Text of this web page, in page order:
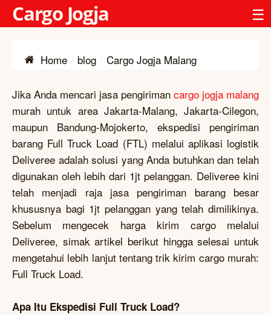
Cargo Jogja ☰
Home blog Cargo Jogja Malang
Jika Anda mencari jasa pengiriman cargo jogja malang
murah untuk area Jakarta-Malang, Jakarta-Cilegon,
maupun Bandung-Mojokerto, ekspedisi pengiriman
barang Full Truck Load (FTL) melalui aplikasi logistik
Deliveree adalah solusi yang Anda butuhkan dan telah
digunakan oleh lebih dari 1jt pelanggan. Deliveree kini
telah menjadi raja jasa pengiriman barang besar
khususnya bagi 1jt pelanggan yang telah dimilikinya.
Sebelum mengecek harga kirim cargo melalui
Deliveree, simak artikel berikut hingga selesai untuk
mengetahui lebih lanjut tentang trik kirim cargo murah:
Full Truck Load.
Apa Itu Ekspedisi Full Truck Load?